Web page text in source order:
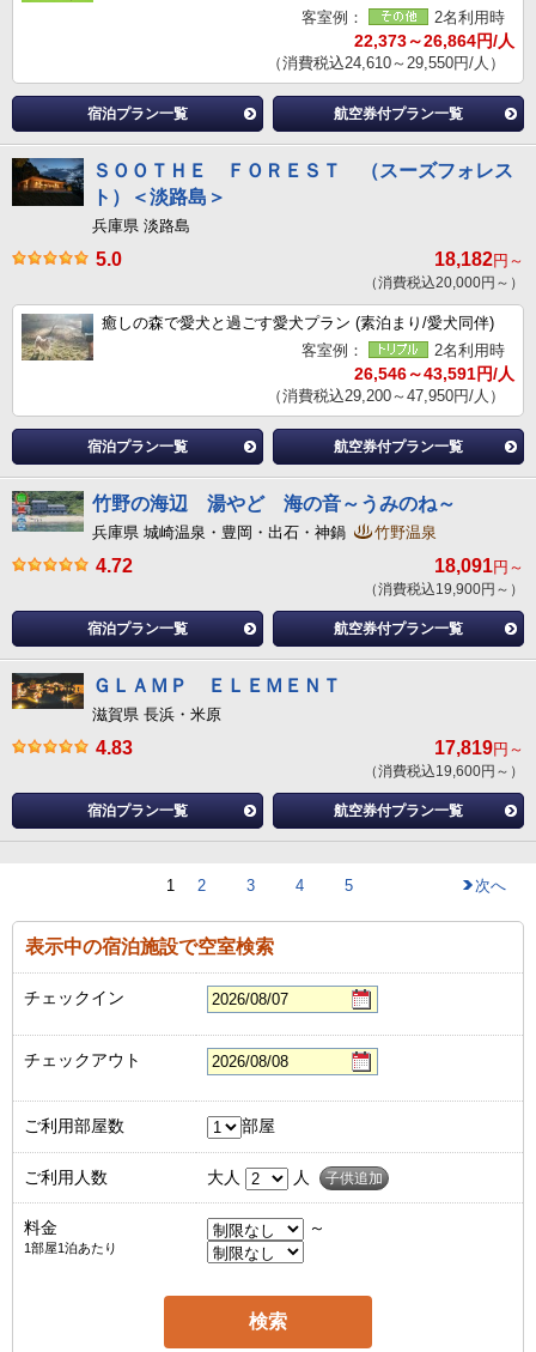
客室例：
2名利用時
22,373～26,864円/人
（消費税込24,610～29,550円/人）
宿泊プラン一覧 航空券付プラン一覧
ＳＯＯＴＨＥ ＦＯＲＥＳＴ （スーズフォレス
ト）＜淡路島＞
兵庫県 淡路島
5.0 18,182円～
（消費税込20,000円～）
癒しの森で愛犬と過ごす愛犬プラン (素泊まり/愛犬同伴)
客室例：
2名利用時
26,546～43,591円/人
（消費税込29,200～47,950円/人）
宿泊プラン一覧 航空券付プラン一覧
竹野の海辺 湯やど 海の音～うみのね～
兵庫県 城崎温泉・豊岡・出石・神鍋 竹野温泉
4.72 18,091円～
（消費税込19,900円～）
宿泊プラン一覧 航空券付プラン一覧
ＧＬＡＭＰ ＥＬＥＭＥＮＴ
滋賀県 長浜・米原
4.83 17,819円～
（消費税込19,600円～）
宿泊プラン一覧 航空券付プラン一覧
1 2 3 4 5 次へ
表示中の宿泊施設で空室検索
チェックイン
チェックアウト
ご利用部屋数 部屋
ご利用人数 大人 人 子供追加
料金
1部屋1泊あたり
～